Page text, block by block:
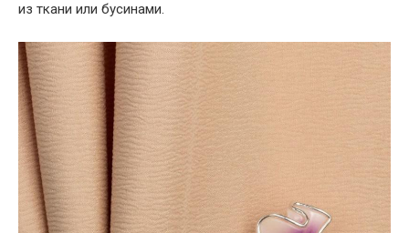
из ткани или бусинами.